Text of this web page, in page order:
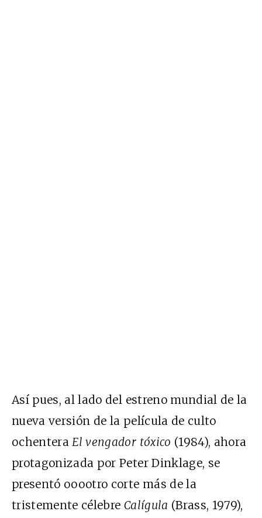
Así pues, al lado del estreno mundial de la
nueva versión de la película de culto
ochenteraEl vengador tóxico (1984), ahora
protagonizada por Peter Dinklage, se
presentó ooootro corte más de la
tristemente célebre Calígula (Brass, 1979),